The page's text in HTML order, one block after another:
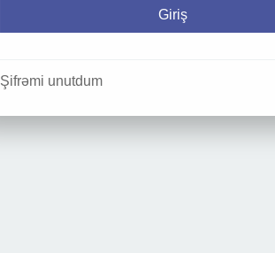
Şifrəmi unutdum